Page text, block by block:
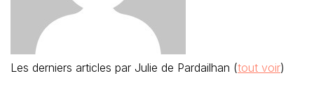
Les derniers articles par Julie de Pardailhan (tout voir)